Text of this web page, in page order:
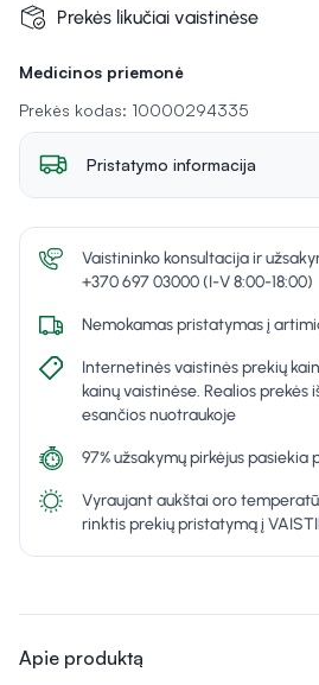
Medicinos priemonė
Prekės kodas: 10000294335
Prekės likučiai vaistinėse
Pristatymo informacija
Vaistininko konsultacija ir
+370 697 03000 (I-V 8:00-18:00)
Nemokamas pristatymas į
Internetinės vaistinės prekių
kainų vaistinėse. Realios prekės
esančios nuotraukoje
97% užsakymų pirkėjus pasiekia
Vyraujant aukštai oro
rinktis prekių pristatymą į
Apie produktą